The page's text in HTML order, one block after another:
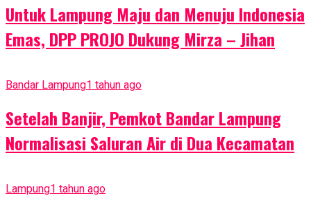
Untuk Lampung Maju dan Menuju Indonesia
Emas, DPP PROJO Dukung Mirza – Jihan
Bandar Lampung1 tahun ago
Setelah Banjir, Pemkot Bandar Lampung
Normalisasi Saluran Air di Dua Kecamatan
Lampung1 tahun ago